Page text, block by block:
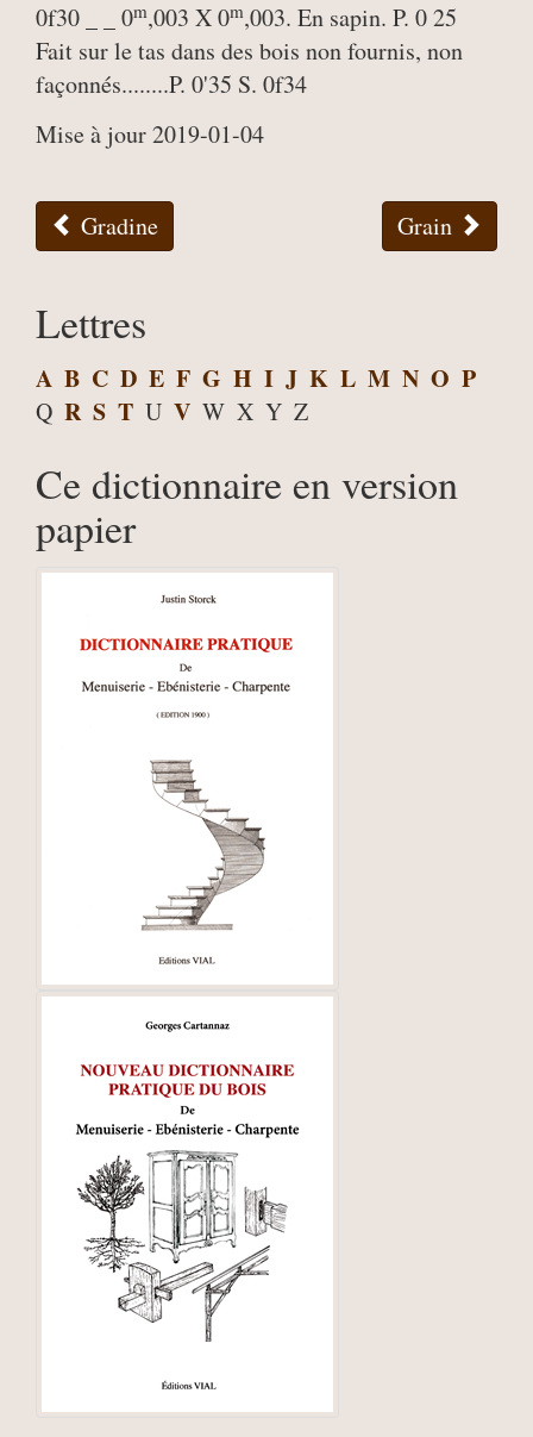
0f30 _ _ 0m,003 X 0m,003. En sapin. P. 0 25
Fait sur le tas dans des bois non fournis, non
façonnés........P. 0'35 S. 0f34
Mise à jour 2019-01-04
Gradine Grain
Lettres
A B C D E F G H I J K L M N O P
Q R S T U V W X Y Z
Ce dictionnaire en version
papier